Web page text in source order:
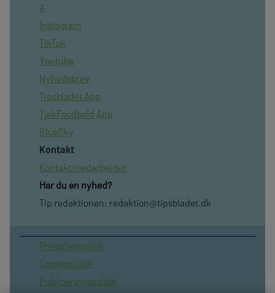
X
Instagram
TikTok
Youtube
Nyhedsbrev
Tipsbladet App
TjekFoodbold App
BlueSky
Kontakt
Kontakt medarbejder
Har du en nyhed?
Tip redaktionen: redaktion@tipsbladet.dk
Privatilvspolitik
Cookiepolitik
Publiceringspolitik